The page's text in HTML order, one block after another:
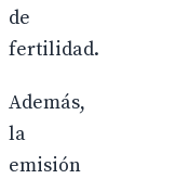
de
fertilidad.
Además,
la
emisión